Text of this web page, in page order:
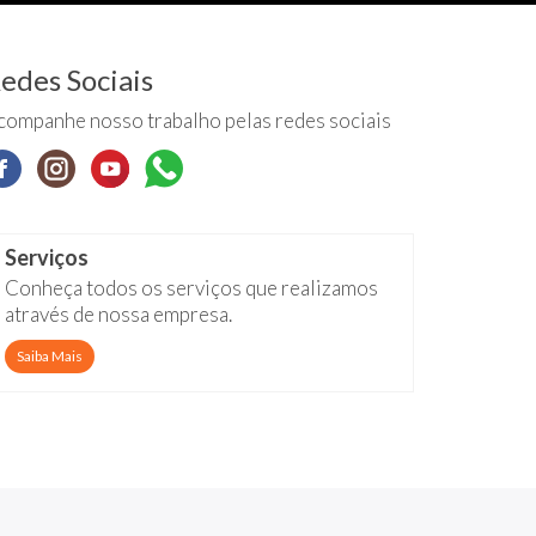
Sociais
nosso trabalho pelas redes sociais
Serviços
Conheça todos os serviços que realizamos
através de nossa empresa.
Saiba Mais